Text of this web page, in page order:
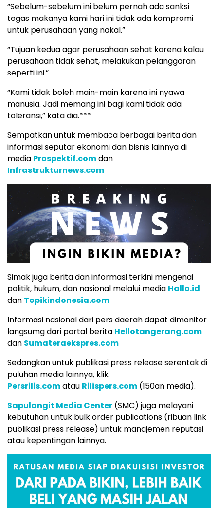
“Sebelum-sebelum ini belum pernah ada sanksi
tegas makanya kami hari ini tidak ada kompromi
untuk perusahaan yang nakal.”
“Tujuan kedua agar perusahaan sehat karena kalau
perusahaan tidak sehat, melakukan pelanggaran
seperti ini.”
“Kami tidak boleh main-main karena ini nyawa
manusia. Jadi memang ini bagi kami tidak ada
toleransi,” kata dia.***
Sempatkan untuk membaca berbagai berita dan
informasi seputar ekonomi dan bisnis lainnya di
media Prospektif.comdan
Infrastrukturnews.com
Simak juga berita dan informasi terkini mengenai
politik, hukum, dan nasional melalui media Hallo.id
dan Topikindonesia.com
Informasi nasional dari pers daerah dapat dimonitor
langsumg dari portal berita Hellotangerang.com
dan Sumateraekspres.com
Sedangkan untuk publikasi press release serentak di
puluhan media lainnya, klik
Persrilis.comatau Rilispers.com (150an media).
Sapulangit Media Center (SMC) juga melayani
kebutuhan untuk bulk order publications (ribuan link
publikasi press release) untuk manajemen reputasi
atau kepentingan lainnya.